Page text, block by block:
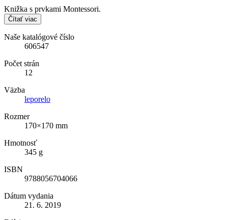
Knižka s prvkami Montessori.
Čítať viac
Naše katalógové číslo
606547
Počet strán
12
Väzba
leporelo
Rozmer
170×170 mm
Hmotnosť
345 g
ISBN
9788056704066
Dátum vydania
21. 6. 2019